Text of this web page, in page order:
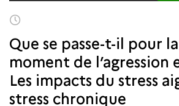
Que se passe-t-il pour
moment de l’agression
Les impacts du stress
stress chronique